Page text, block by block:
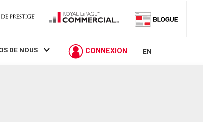
DE NOUS CONNEXION EN